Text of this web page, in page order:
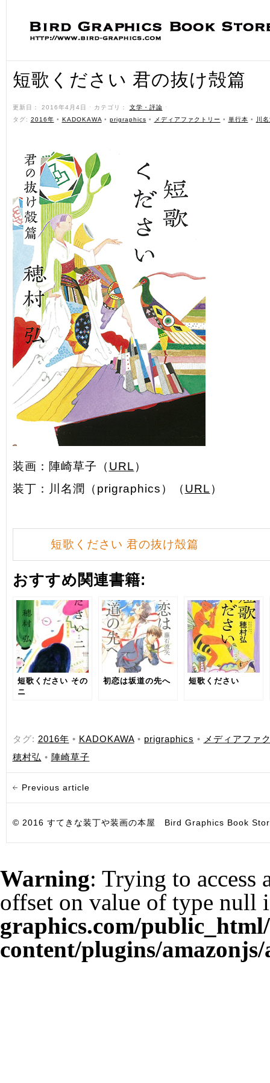
短歌ください 君の抜け殻篇
更新日： 2016年4月4日 ˑ カテゴリ： 文学・評論 ˑ
タグ: 2016年 • KADOKAWA • prigraphics • メディアファクトリー • 単行本 • 川
装画：陣崎草子（ URL ）
装丁：川名潤（prigraphics）（ URL ）
短歌ください 君の抜け殻篇
おすすめ関連書籍:
短歌ください その
ニ
初恋は坂道の先へ 短歌ください
タグ: 2016年 • KADOKAWA• prigraphics • メディアファ
穂村弘 • 陣崎草子
Previous article
© 2016 すてきな装丁や装画の本屋 Bird Graphics Book
Warning: Trying to access
offset on value of type null
graphics.com/
content/plugins/